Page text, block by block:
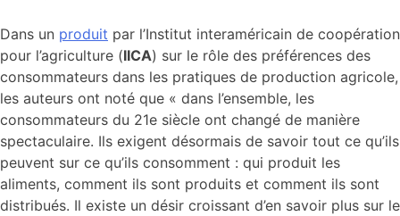
Dans un produit par l’Institut interaméricain de coopération
pour l’agriculture (IICA) sur le rôle des préférences des
consommateurs dans les pratiques de production agricole,
les auteurs ont noté que « dans l’ensemble, les
consommateurs du 21e siècle ont changé de manière
spectaculaire. Ils exigent désormais de savoir tout ce qu’ils
peuvent sur ce qu’ils consomment : qui produit les
aliments, comment ils sont produits et comment ils sont
distribués. Il existe un désir croissant d’en savoir plus sur le